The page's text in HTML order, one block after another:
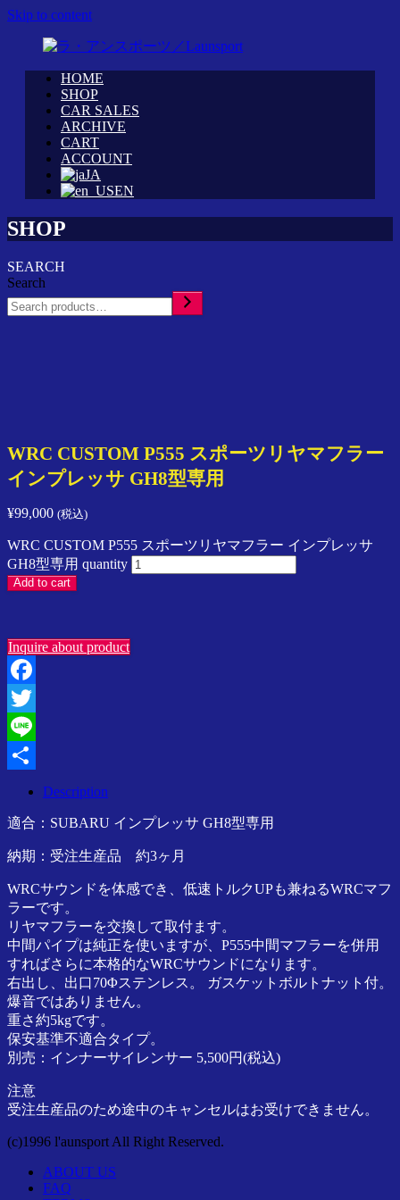
Skip to content
／
Launsport
ッ
プ
「ラ・
ア
ン
ス
レ
サ
ス
イ
フ
ト
サ
ー
／
SPARCO
／
Speedline
Corse
ア
正
規
理
店
HOME
SHOP
CAR SALES
ARCHIVE
CART
ACCOUNT
JA
EN
SHOP
WRC CUSTOM P555 スポーツリヤマフラー
インプレッサ GH8型専用
¥99,000 (税込)
WRC CUSTOM P555 スポーツリヤマフラー インプレッサ
GH8型専用 quantity
Add to cart
Inquire about product
Facebook
Twitter
Line
Description
適合：SUBARU インプレッサ GH8型専用
納期：受注生産品 約3ヶ月
WRCサウンドを体感でき、低速トルクUPも兼ねるWRCマフ
ラーです。
リヤマフラーを交換して取付ます。
中間パイプは純正を使いますが、P555中間マフラーを併用
すればさらに本格的なWRCサウンドになります。
右出し、出口70Φステンレス。 ガスケットボルトナット付。
爆音ではありません。
重さ約5kgです。
保安基準不適合タイプ。
別売：インナーサイレンサー 5,500円(税込)
注意
受注生産品のため途中のキャンセルはお受けできません。
SEARCH
Search
(c)1996 l'aunsport All Right Reserved.
ABOUT US
FAQ